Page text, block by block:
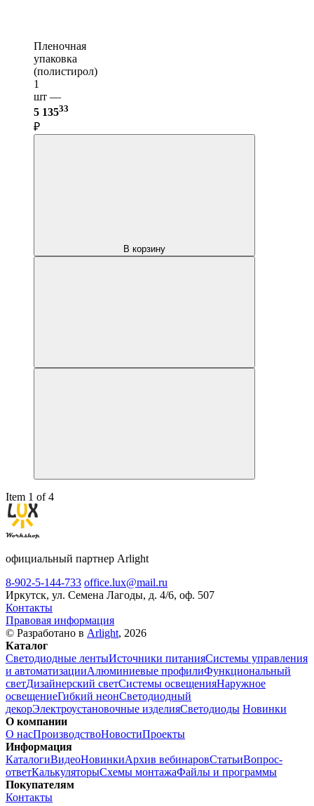
Пленочная
упаковка
(полистирол)
1
шт —
5 13533
₽
В корзину
Item 1 of 4
официальный партнер Arlight
8-902-5-144-733 office.lux@mail.ru
Иркутск, ул. Семена Лагоды, д. 4/6, оф. 507
Контакты
Правовая информация
© Разработано в Arlight, 2026
Каталог
Светодиодные лентыИсточники питанияСистемы управления
и автоматизацииАлюминиевые профилиФункциональный
светДизайнерский светСистемы освещенияНаружное
освещениеГибкий неонСветодиодный
декорЭлектроустановочные изделияСветодиоды Новинки
О компании
О насПроизводствоНовостиПроекты
Информация
КаталогиВидеоНовинкиАрхив вебинаровСтатьиВопрос-
ответКалькуляторыСхемы монтажаФайлы и программы
Покупателям
Контакты